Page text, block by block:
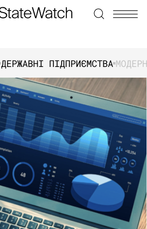
ЗНАЙТИ
ДЕРЖАВНІ ПІДПРИЄМСТВА